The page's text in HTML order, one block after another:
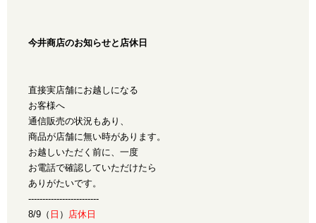
今井商店のお知らせと店休日
直接実店舗にお越しになる
お客様へ
通信販売の状況もあり、
商品が店舗に無い時があります。
お越しいただく前に、一度
お電話で確認していただけたら
ありがたいです。
-------------------------
8/9（ 日 ）
店休日